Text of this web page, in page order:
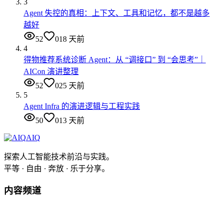
3
Agent 失控的真相：上下文、工具和记忆，都不是越多
越好
52
018 天前
4
得物推荐系统诊断 Agent：从 “调接口” 到 “会思考”｜
AICon 演讲整理
52
025 天前
5
Agent Infra 的演进逻辑与工程实践
50
013 天前
AIQ
探索人工智能技术前沿与实践。
平等 · 自由 · 奔放 · 乐于分享。
内容频道